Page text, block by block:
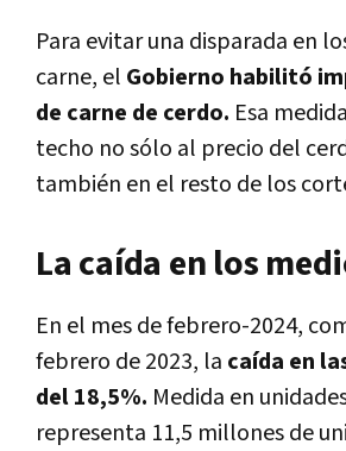
Para evitar una disparada en
carne, el Gobierno habilitó
de carne de cerdo. Esa
techo no sólo al precio del
también en el resto de los
La caída en los
En el mes de febrero-2024,
febrero de 2023, la caída en
del 18,5%. Medida en
representa 11,5 millones de